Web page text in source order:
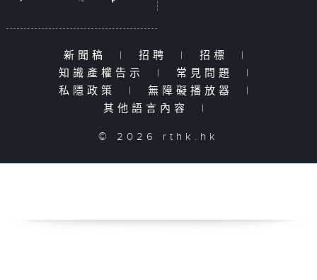
新聞稿 | 招聘 | 招標
|
知識產權告示
| 常見問題
|
私隱政策
| 無障礙播放器
|
其他語言內容
|
© 2026 rthk.hk